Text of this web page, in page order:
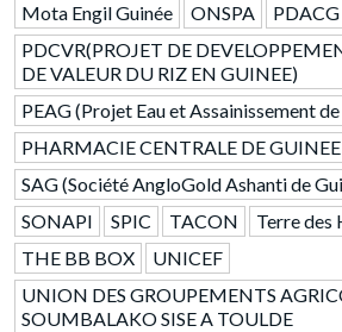
Mota Engil Guinée
ONSPA
PDACG
PDCVR(PROJET DE
DE VALEUR DU RIZ EN GUINEE)
PEAG (Projet Eau et Assainissement
PHARMACIE CENTRALE DE GUINEE
SAG (Société AngloGold Ashanti de
SONAPI
SPIC TACON
Terre des
THE BB BOX
UNICEF
UNION DES GROUPEMENTS
SOUMBALAKO SISE A TOULDE